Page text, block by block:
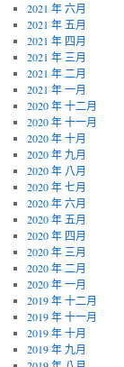
2021 年 六月
2021 年 五月
2021 年 四月
2021 年 三月
2021 年 二月
2021 年 一月
2020 年 十二月
2020 年 十一月
2020 年 十月
2020 年 九月
2020 年 八月
2020 年 七月
2020 年 六月
2020 年 五月
2020 年 四月
2020 年 三月
2020 年 二月
2020 年 一月
2019 年 十二月
2019 年 十一月
2019 年 十月
2019 年 九月